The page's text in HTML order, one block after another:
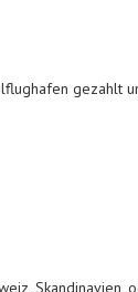
gezahlt